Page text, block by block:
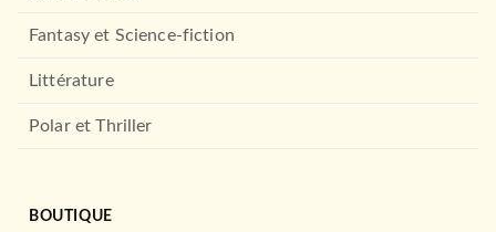
Fantasy et Science-fiction
Littérature
Polar et Thriller
BOUTIQUE